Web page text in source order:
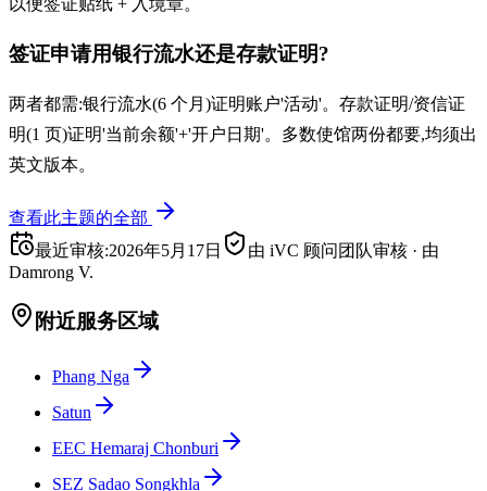
以便签证贴纸 + 入境章。
签证申请用银行流水还是存款证明?
两者都需:银行流水(6 个月)证明账户'活动'。存款证明/资信证
明(1 页)证明'当前余额'+'开户日期'。多数使馆两份都要,均须出
英文版本。
查看此主题的全部
最近审核:2026年5月17日 由 iVC 顾问团队审核 · 由
Damrong V.
附近服务区域
Phang Nga
Satun
EEC Hemaraj Chonburi
SEZ Sadao Songkhla